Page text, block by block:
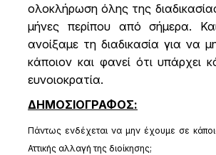
ολοκλήρωση όλης της
μήνες περίπου από σήμερα.
ανοίξαμε τη διαδικασία για να
κάποιον και φανεί ότι υπάρχει
ευνοιοκρατία.
ΔΗΜΟΣΙΟΓΡΑΦΟΣ:
Πάντως ενδέχεται να μην έχουμε σε
Αττικής αλλαγή της διοίκησης;